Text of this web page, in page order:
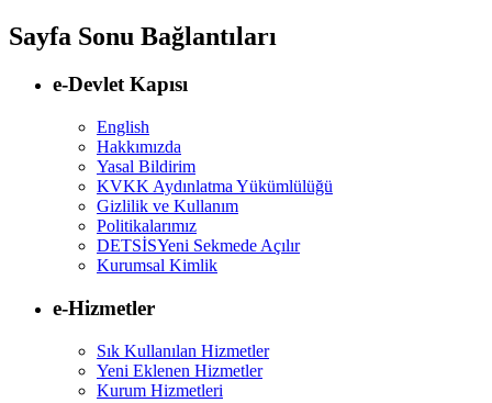
Sayfa Sonu Bağlantıları
e-Devlet Kapısı
English
Hakkımızda
Yasal Bildirim
KVKK Aydınlatma Yükümlülüğü
Gizlilik ve Kullanım
Politikalarımız
DETSİSYeni Sekmede Açılır
Kurumsal Kimlik
e-Hizmetler
Sık Kullanılan Hizmetler
Yeni Eklenen Hizmetler
Kurum Hizmetleri